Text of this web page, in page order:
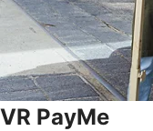
VR PayMe